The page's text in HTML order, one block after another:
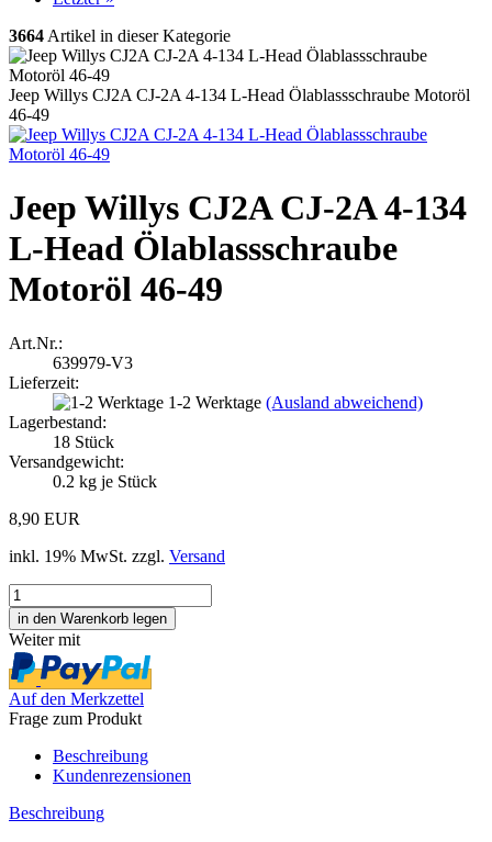
3664 Artikel in dieser Kategorie
Jeep Willys CJ2A CJ-2A 4-134 L-Head Ölablassschraube Motoröl
46-49
Jeep Willys CJ2A CJ-2A 4-134
L-Head Ölablassschraube
Motoröl 46-49
Art.Nr.:
639979-V3
Lieferzeit:
1-2 Werktage (Ausland abweichend)
Lagerbestand:
18 Stück
Versandgewicht:
0.2 kg je Stück
8,90 EUR
inkl. 19% MwSt. zzgl. Versand
Weiter mit
Auf den Merkzettel
Frage zum Produkt
Beschreibung
Kundenrezensionen
Beschreibung